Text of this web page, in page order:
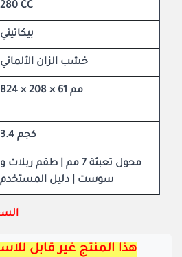
280 CC
بيكاتيني
خشب الزان الألماني
824 × 208 × 61 مم
3.4 كجم
محول تعبئة 7 مم | طقم ربلات و
سوست | دليل المستخدم